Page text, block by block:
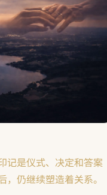
记是仪式、决定和答案
仍继续塑造着关系。